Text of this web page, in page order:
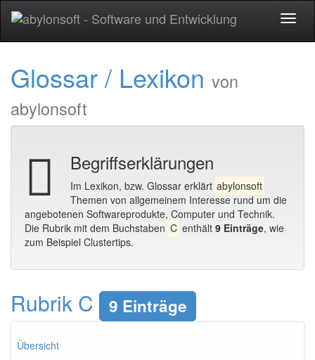
Glossar / Lexikon von
abylonsoft
Begriffserklärungen
Im Lexikon, bzw. Glossar erklärt abylonsoft
Themen von allgemeinem Interesse rund um die
angebotenen Softwareprodukte, Computer und Technik.
Die Rubrik mit dem Buchstaben C enthält 9 Einträge, wie
zum Beispiel Clustertips.
Rubrik C 9 Einträge
Übersicht